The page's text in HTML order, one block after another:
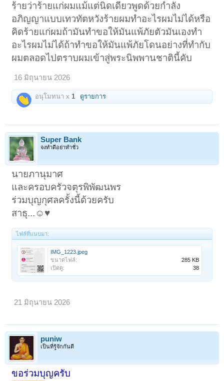
ร้ายว่าร้ายแก่ผมแม้แต่นิดเดียวพูดด้วยกำลัง
อภิญญาแบบเทวทัตหวังร้ายผมทำอะไรผมไม่ได้หรือ
คิดร้ายแก่ผมถ้ามันทำขอให้มันแพ้ภัยตัวมันเองทำ
อะไรผมไม่ได้ถ้าทำขอให้มันแพ้ภัยโดนอย่างที่ทำกับ
ผมตลอดไปตราบผมเข้าสู่พระนิพพานชาตินี้คับ
16 มิถุนายน 2026
อนุโมทนา x1 ดูรายการ
Super Bank
จงทำดีอย่าทำชั่ว
นายภานุมาศ
และครอบครัวจตุรพิพัฒนพร
ร่วมบุญกุศลครั้งนี้ด้วยครับ
สาธุ...☺️♥️
ไฟล์ที่แนบมา:
IMG_1223.jpeg
ขนาดไฟล์:
285 KB
เปิดดู:
38
21 มิถุนายน 2026
puniw
เป็นที่รู้จักกันดี
ขอร่วมบุญครับ